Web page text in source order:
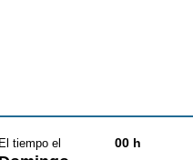
El tiempo el 00 h